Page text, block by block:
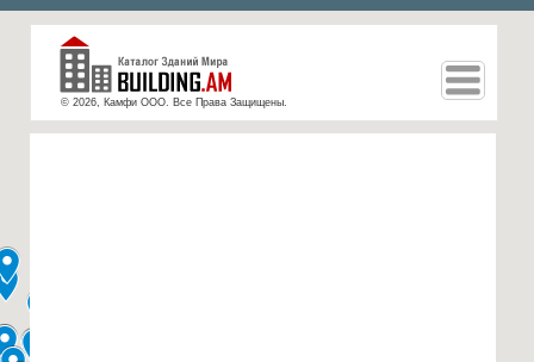
© 2026, Камфи ООО. Все Права Защищены.